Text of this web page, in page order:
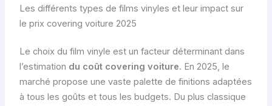
Les différents types de films vinyles et leur impact sur
le prix covering voiture 2025
Le choix du film vinyle est un facteur déterminant dans
l’estimation du coût covering voiture. En 2025, le
marché propose une vaste palette de finitions adaptées
à tous les goûts et tous les budgets. Du plus classique